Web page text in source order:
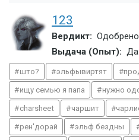
123
Вердикт: Одобрено
Выдача (Опыт): Да
што? эльфывиртят
ищу семью я папа нужно
charsheet чаршит
рен'дорай эльф бездны